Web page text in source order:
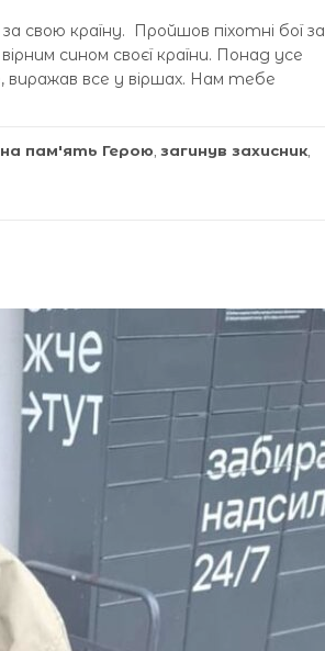
свою країну. Пройшов піхотні бої за
сином своєї країни. Понад усе
виражав все у віршах. Нам тебе
пам'ять Герою загинув захисник